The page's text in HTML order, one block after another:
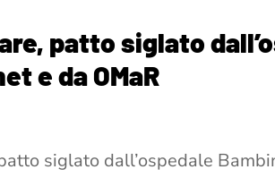
patto siglato
e da OMaR
siglato dall’ospedale